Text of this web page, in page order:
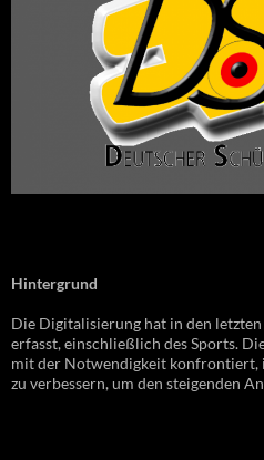
Hintergrund
Die Digitalisierung hat in den
erfasst, einschließlich des Sports.
mit der Notwendigkeit konfrontiert,
zu verbessern, um den steigenden